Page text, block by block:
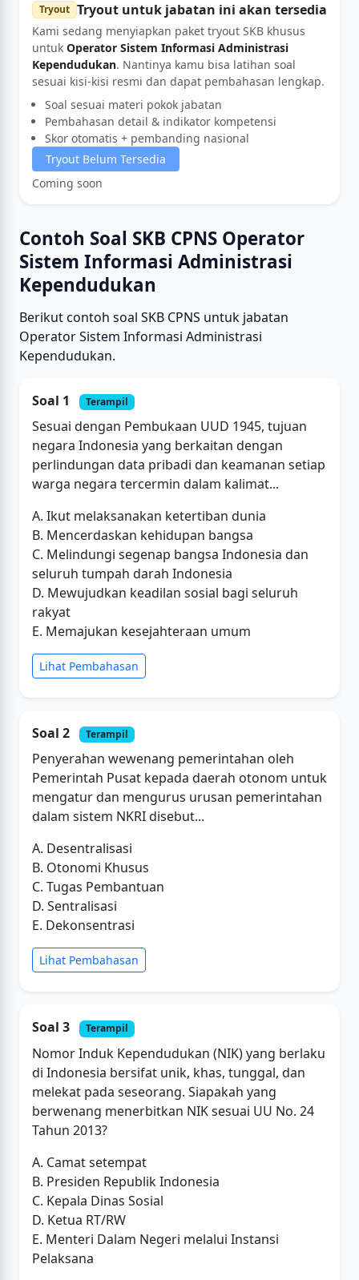
Tryout Tryout untuk jabatan ini akan tersedia
Kami sedang menyiapkan paket tryout SKB khusus
untuk Operator Sistem Informasi Administrasi
Kependudukan. Nantinya kamu bisa latihan soal
sesuai kisi-kisi resmi dan dapat pembahasan lengkap.
Soal sesuai materi pokok jabatan
Pembahasan detail & indikator kompetensi
Skor otomatis + pembanding nasional
Tryout Belum Tersedia
Coming soon
Contoh Soal SKB CPNS Operator
Sistem Informasi Administrasi
Kependudukan
Berikut contoh soal SKB CPNS untuk jabatan
Operator Sistem Informasi Administrasi
Kependudukan.
Soal 1 Terampil
Sesuai dengan Pembukaan UUD 1945, tujuan
negara Indonesia yang berkaitan dengan
perlindungan data pribadi dan keamanan setiap
warga negara tercermin dalam kalimat...
A. Ikut melaksanakan ketertiban dunia
B. Mencerdaskan kehidupan bangsa
C. Melindungi segenap bangsa Indonesia dan
seluruh tumpah darah Indonesia
D. Mewujudkan keadilan sosial bagi seluruh
rakyat
E. Memajukan kesejahteraan umum
Lihat Pembahasan
Soal 2 Terampil
Penyerahan wewenang pemerintahan oleh
Pemerintah Pusat kepada daerah otonom untuk
mengatur dan mengurus urusan pemerintahan
dalam sistem NKRI disebut...
A. Desentralisasi
B. Otonomi Khusus
C. Tugas Pembantuan
D. Sentralisasi
E. Dekonsentrasi
Lihat Pembahasan
Soal 3 Terampil
Nomor Induk Kependudukan (NIK) yang berlaku
di Indonesia bersifat unik, khas, tunggal, dan
melekat pada seseorang. Siapakah yang
berwenang menerbitkan NIK sesuai UU No. 24
Tahun 2013?
A. Camat setempat
B. Presiden Republik Indonesia
C. Kepala Dinas Sosial
D. Ketua RT/RW
E. Menteri Dalam Negeri melalui Instansi
Pelaksana